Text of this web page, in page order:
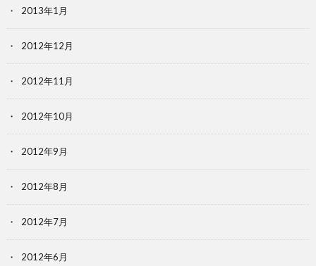
2013年1月
2012年12月
2012年11月
2012年10月
2012年9月
2012年8月
2012年7月
2012年6月